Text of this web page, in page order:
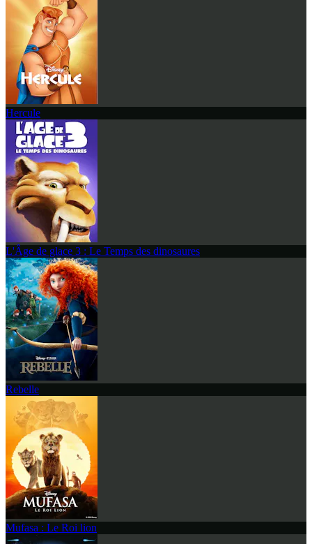
Hercule
L'Âge de glace 3 : Le Temps des dinosaures
Rebelle
Mufasa : Le Roi lion